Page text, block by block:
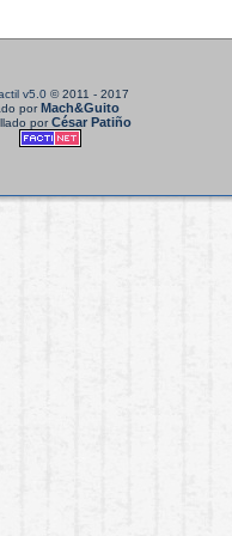
v5.0 © 2011 - 2017
porMach&Guito
porCésar Patiño